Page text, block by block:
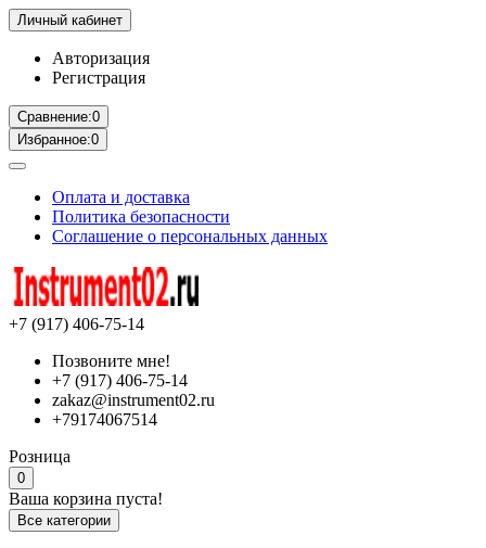
Личный кабинет
Авторизация
Регистрация
Сравнение:0
Избранное:0
Оплата и доставка
Политика безопасности
Соглашение о персональных данных
+7 (917) 406-75-14
Позвоните мне!
+7 (917) 406-75-14
zakaz@instrument02.ru
+79174067514
Розница
0
Ваша корзина пуста!
Все категории